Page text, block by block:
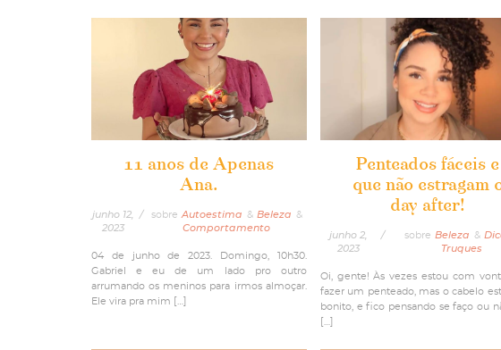
11 anos de Apenas
Ana.
junho 12,
2023
/ sobre Autoestima & Beleza
&
Comportamento
04 de junho de 2023. Domingo, 10h30.
Gabriel e eu de um lado pro outro
arrumando os meninos para irmos almoçar.
Ele vira pra mim […]
Penteados fáceis e
que não estragam
day after!
junho 2,
2023
/ sobre Beleza &
Truques
Oi, gente! Às vezes estou com
fazer um penteado, mas o cabelo
bonito, e fico pensando se faço ou